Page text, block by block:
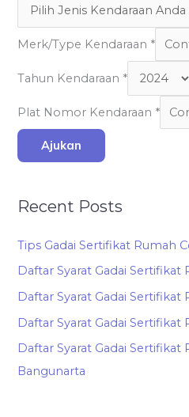
Merk/Type Kendaraan *
Tahun Kendaraan *
Plat Nomor Kendaraan *
Ajukan
Recent Posts
Tips Gadai Sertifikat Rumah
Daftar Syarat Gadai Sertifikat
Daftar Syarat Gadai Sertifikat
Daftar Syarat Gadai
Daftar Syarat Gadai Sertifikat
Bangunarta